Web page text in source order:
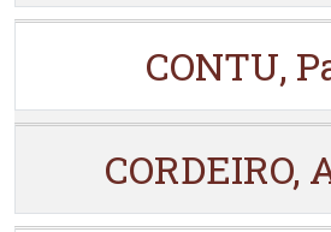
CONTU,
CORDEIRO,